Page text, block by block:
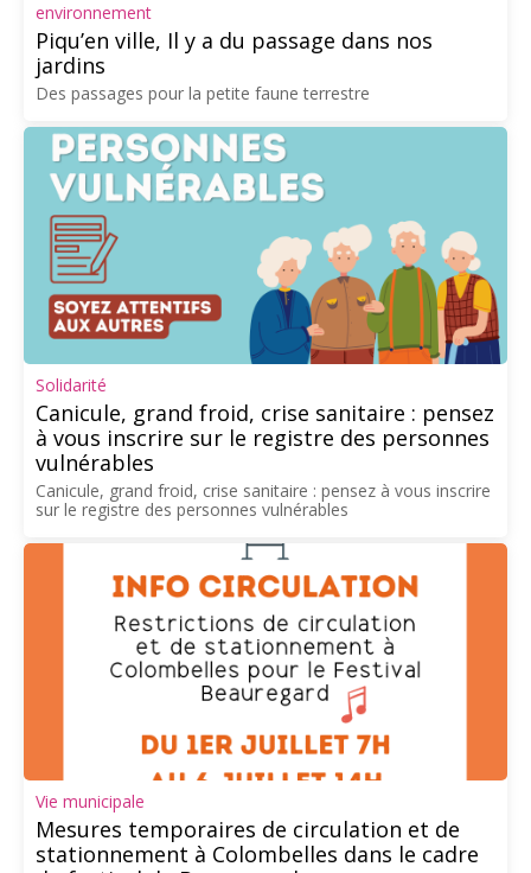
environnement
Piqu’en ville, Il y a du passage dans nos
jardins
Des passages pour la petite faune terrestre
Solidarité
Canicule, grand froid, crise sanitaire : pensez
à vous inscrire sur le registre des personnes
vulnérables
Canicule, grand froid, crise sanitaire : pensez à vous inscrire
sur le registre des personnes vulnérables
Vie municipale
Mesures temporaires de circulation et de
stationnement à Colombelles dans le cadre